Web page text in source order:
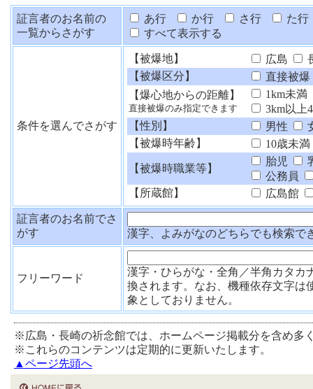
証言者のお名前の
一覧からさがす
あ行 か行 さ行
た行
すべて表示する
条件を選んでさがす
【被爆地】 広島
【被爆区分】
直接被爆
【爆心地からの距離】
直接被爆のみ指定できます
1km未満
3km以上
【性別】
男性
【被爆時年齢】
10歳未満
【被爆時職業等】
胎児
公務員
【所蔵館】
広島館
証言者のお名前でさ
がす
漢字、よみがなのどちらでも検索で
フリーワード
漢字・ひらがな・全角／半角カタカ
換されます。なお、機種依存文字は
象としておりません。
※広島・長崎の祈念館では、ホームページ掲載分を含め多
※これらのコンテンツは定期的に更新いたします。
▲ページ先頭へ